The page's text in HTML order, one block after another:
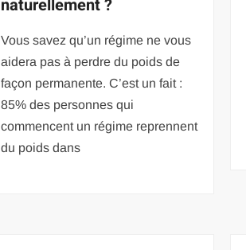
naturellement ?
Vous savez qu’un régime ne vous
aidera pas à perdre du poids de
façon permanente. C’est un fait :
85% des personnes qui
commencent un régime reprennent
du poids dans